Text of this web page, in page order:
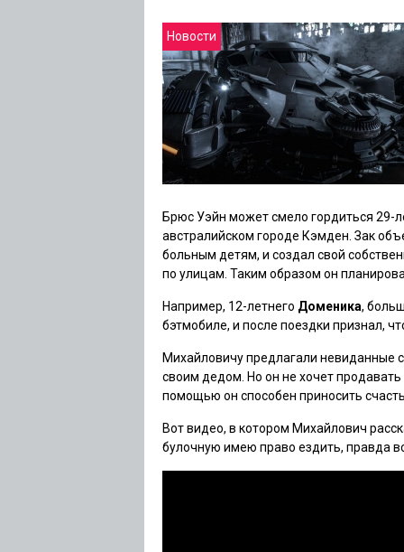
Новости
Брюс Уэйн может смело гордиться 29-
австралийском городе Кэмден. Зак
больным детям, и создал свой
по улицам. Таким образом он
Например, 12-летнего Доменика,
бэтмобиле, и после поездки признал,
Михайловичу предлагали невиданные
своим дедом. Но он не хочет
помощью он способен приносить
Вот видео, в котором Михайлович
булочную имею право ездить, правда